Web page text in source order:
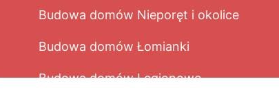
Budowa domów Nieporęt i okolice
Budowa domów Łomianki
Budowa domów Legionowo